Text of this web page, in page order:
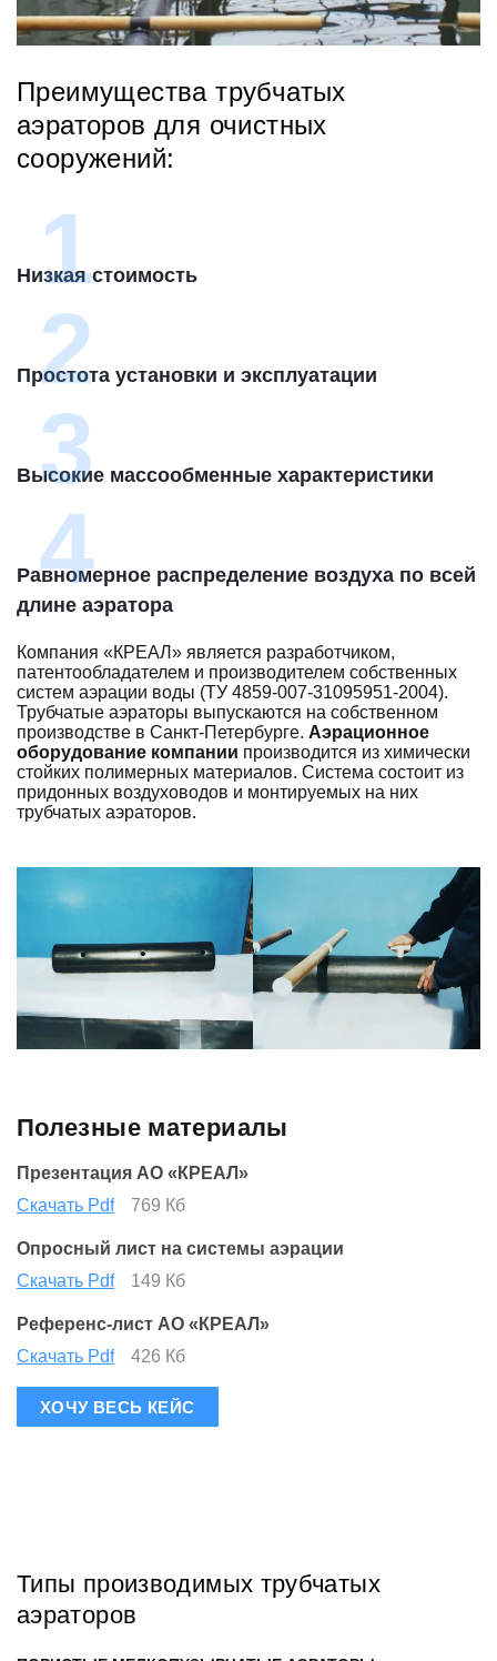
Преимущества трубчатых
аэраторов для очистных
сооружений:
Низкая стоимость
Простота установки и эксплуатации
Высокие массообменные характеристики
Равномерное распределение воздуха по всей
длине аэратора
Компания «КРЕАЛ» является разработчиком,
патентообладателем и производителем собственных
систем аэрации воды (ТУ 4859-007-31095951-2004).
Трубчатые аэраторы выпускаются на собственном
производстве в Санкт-Петербурге. Аэрационное
оборудование компании производится из химически
стойких полимерных материалов. Система состоит из
придонных воздуховодов и монтируемых на них
трубчатых аэраторов.
Полезные материалы
Презентация АО «КРЕАЛ»
Скачать Pdf
769 Кб
Опросный лист на системы аэрации
Скачать Pdf
149 Кб
Референс-лист АО «КРЕАЛ»
Скачать Pdf
426 Кб
ХОЧУ ВЕСЬ КЕЙС
Типы производимых трубчатых
аэраторов